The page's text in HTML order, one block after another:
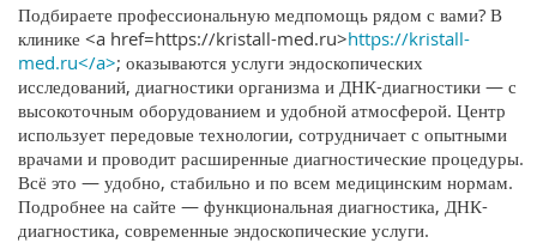
Подбираете профессиональную медпомощь рядом с вами? В
клинике <a href=https://kristall-med.ru>https://kristall-
med.ru</a>; оказываются услуги эндоскопических
исследований, диагностики организма и ДНК-диагностики — с
высокоточным оборудованием и удобной атмосферой. Центр
использует передовые технологии, сотрудничает с опытными
врачами и проводит расширенные диагностические процедуры.
Всё это — удобно, стабильно и по всем медицинским нормам.
Подробнее на сайте — функциональная диагностика, ДНК-
диагностика, современные эндоскопические услуги.